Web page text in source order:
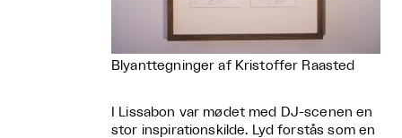
Blyanttegninger af Kristoffer Raasted
I Lissabon var mødet med DJ-scenen en
stor inspirationskilde. Lyd forstås som en